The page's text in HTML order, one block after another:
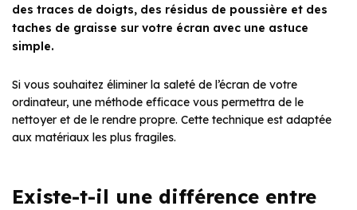
des traces de doigts, des résidus de poussière et des
taches de graisse sur votre écran avec une astuce
simple.
Si vous souhaitez éliminer la saleté de l’écran de votre
ordinateur, une méthode efficace vous permettra de le
nettoyer et de le rendre propre. Cette technique est adaptée
aux matériaux les plus fragiles.
Existe-t-il une différence entre